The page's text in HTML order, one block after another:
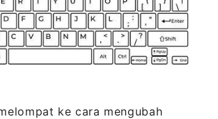
ke cara mengubah